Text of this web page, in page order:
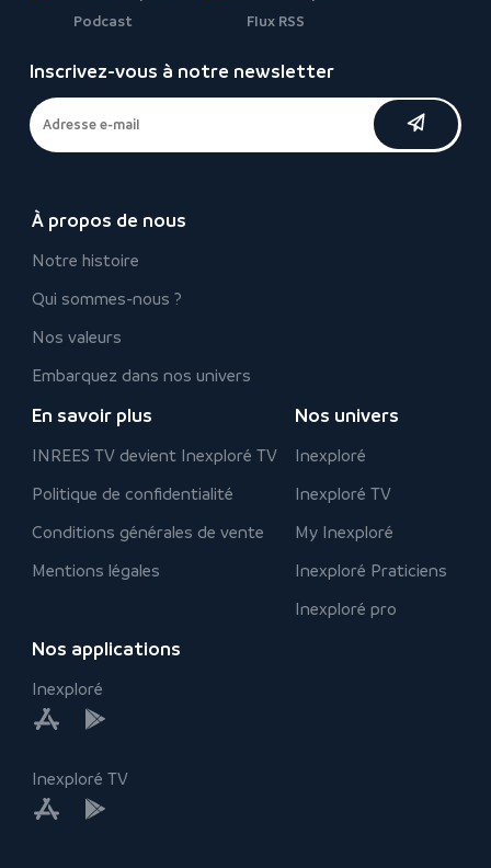
Podcast Flux RSS
Inscrivez-vous à notre newsletter
À propos de nous
Notre histoire
Qui sommes-nous ?
Nos valeurs
Embarquez dans nos univers
En savoir plus
INREES TV devient Inexploré TV
Politique de confidentialité
Conditions générales de vente
Mentions légales
Nos univers
Inexploré
Inexploré TV
My Inexploré
Inexploré Praticiens
Inexploré pro
Nos applications
Inexploré
Inexploré TV